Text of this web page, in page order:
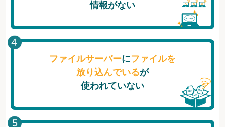
情報がない
ファイルサーバーにファイルを
放り込んでいるが
使われていない